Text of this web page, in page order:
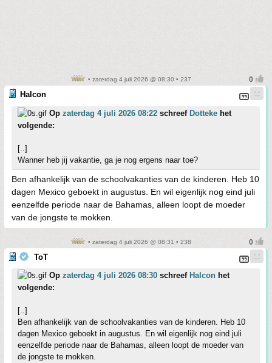
• zaterdag 4 juli 2026 @ 08:30 • 237
Halcon
Op zaterdag 4 juli 2026 08:22 schreef Dotteke het
volgende:
[..]
Wanner heb jij vakantie, ga je nog ergens naar toe?
Ben afhankelijk van de schoolvakanties van de kinderen. Heb 10
dagen Mexico geboekt in augustus. En wil eigenlijk nog eind juli
eenzelfde periode naar de Bahamas, alleen loopt de moeder
van de jongste te mokken.
• zaterdag 4 juli 2026 @ 08:31 • 238
ToT
Op zaterdag 4 juli 2026 08:30 schreef Halcon het
volgende:
[..]
Ben afhankelijk van de schoolvakanties van de kinderen. Heb 10
dagen Mexico geboekt in augustus. En wil eigenlijk nog eind juli
eenzelfde periode naar de Bahamas, alleen loopt de moeder van
de jongste te mokken.